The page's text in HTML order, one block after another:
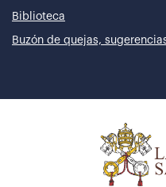
Biblioteca
Buzón de quejas,